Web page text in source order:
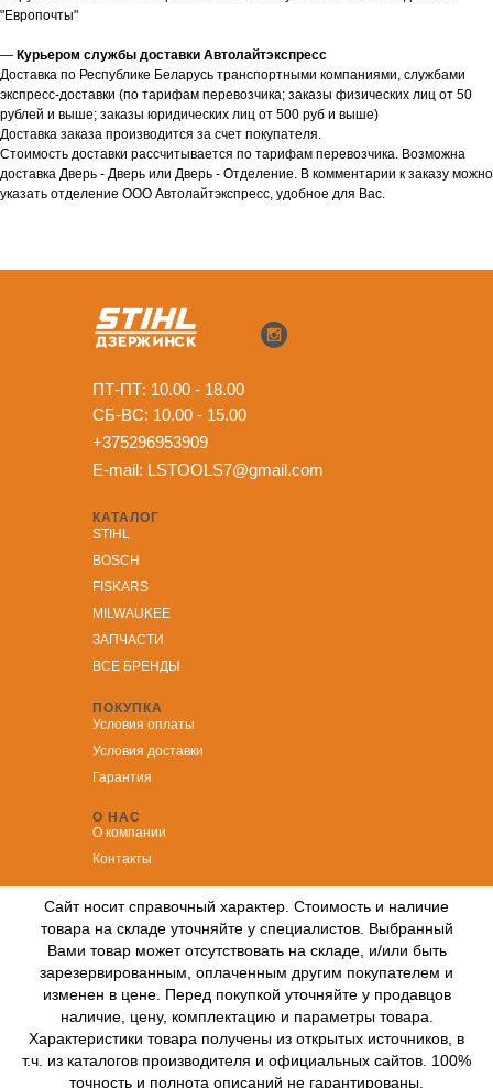
"Европочты"
— Курьером службы доставки Автолайтэкспресс
Доставка по Республике Беларусь транспортными компаниями, службами
экспресс-доставки (по тарифам перевозчика; заказы физических лиц от 50
рублей и выше; заказы юридических лиц от 500 руб и выше)
Доставка заказа производится за счет покупателя.
Стоимость доставки рассчитывается по тарифам перевозчика. Возможна
доставка Дверь - Дверь или Дверь - Отделение. В комментарии к заказу можно
указать отделение ООО Автолайтэкспресс, удобное для Вас.
КАТАЛОГ
STIHL
BOSCH
FISKARS
MILWAUKEE
ЗАПЧАСТИ
ВСЕ БРЕНДЫ
ПОКУПКА
Условия оплаты
Условия доставки
Гарантия
О НАС
О компании
Контакты
ПТ-ПТ: 10.00 - 18.00
СБ-ВС: 10.00 - 15.00
+375296953909
E-mail: LSTOOLS7@gmail.com
Сайт носит справочный характер. Стоимость и наличие
товара на складе уточняйте у специалистов. Выбранный
Вами товар может отсутствовать на складе, и/или быть
зарезервированным, оплаченным другим покупателем и
изменен в цене. Перед покупкой уточняйте у продавцов
наличие, цену, комплектацию и параметры товара.
Характеристики товара получены из открытых источников, в
т.ч. из каталогов производителя и официальных сайтов. 100%
точность и полнота описаний не гарантированы.